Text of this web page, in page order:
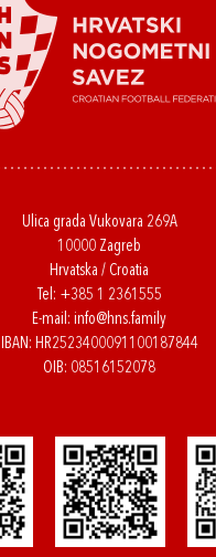
Ulica grada Vukovara 269A
10000 Zagreb
Hrvatska / Croatia
Tel: +385 1 2361555
E-mail: info@hns.family
IBAN: HR2523400091100187844
OIB: 08516152078